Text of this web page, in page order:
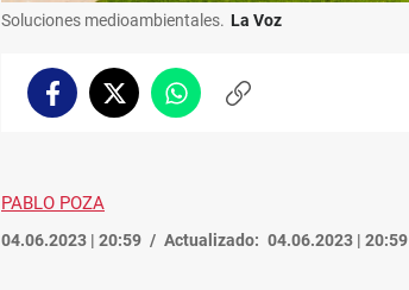
Soluciones medioambientales. La Voz
FacebookTwitterWhatsappCopiar
PABLO POZA
04.06.2023 | 20:59 Actualizado: 04.06.2023 | 20:59